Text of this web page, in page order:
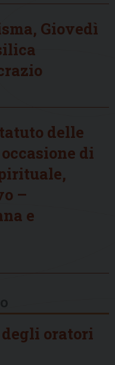
Giovedì
delle
di
–
e
oratori